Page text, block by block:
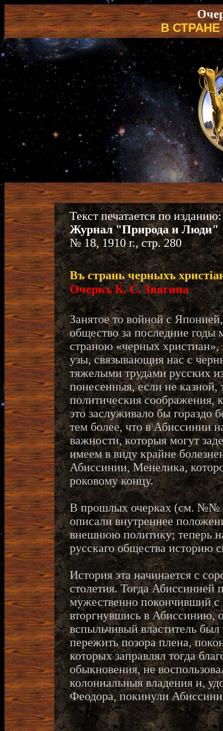
В
Текст печатается по изданию:
Журнал "Природа и Люди"
№ 18, 1910 г., стр. 280
Въ странь черныхъ
Очеркъ К. С. Звягина
Занятое то войной с
общество за последние годы
страною «черных
узы, связывающия нас с
тяжелыми трудами русских
понесенныя, если не
политическия соображения,
это заслуживало бы гораздо
тем более, что в Абиссинии
важности, которыя могут
имеем в виду крайне
Абиссинии, Менелика,
роковому концу.
В прошлых очерках (см. №№
описали внутреннее
внешнюю политику; теперь
русскаго общества историю
История эта начинается с
столетия. Тогда
мужественно покончивший с
вторгнувшись в Абиссинию,
вспыльчивый властитель
пережить позора плена,
которых заправлял тогда
обыкновения, не
колониальныя владения и,
Феодора, покинули